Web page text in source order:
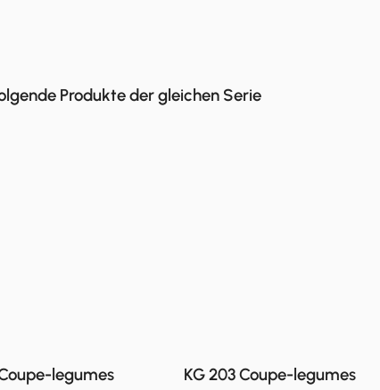
Produkte der gleichen Serie
legumes KG 203 Coupe-legumes